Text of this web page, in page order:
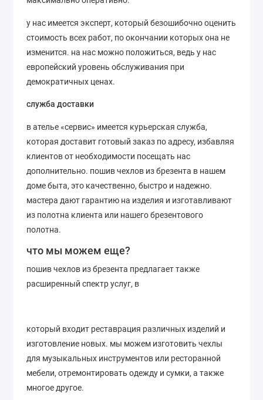
у нас имеется эксперт, который безошибочно оценить
стоимость всех работ, по окончании которых она не
изменится. на нас можно положиться, ведь у нас
европейский уровень обслуживания при
демократичных ценах.
служба доставки
в ателье «сервис» имеется курьерская служба,
которая доставит готовый заказ по адресу, избавляя
клиентов от необходимости посещать нас
дополнительно. пошив чехлов из брезента в нашем
доме быта, это качественно, быстро и надежно.
мастера дают гарантию на изделия и изготавливают
из полотна клиента или нашего брезентового
полотна.
что мы можем еще?
пошив чехлов из брезента предлагает также
расширенный спектр услуг, в
который входит реставрация различных изделий и
изготовление новых. мы можем изготовить чехлы
для музыкальных инструментов или ресторанной
мебели, отремонтировать одежду и сумки, а также
многое другое.